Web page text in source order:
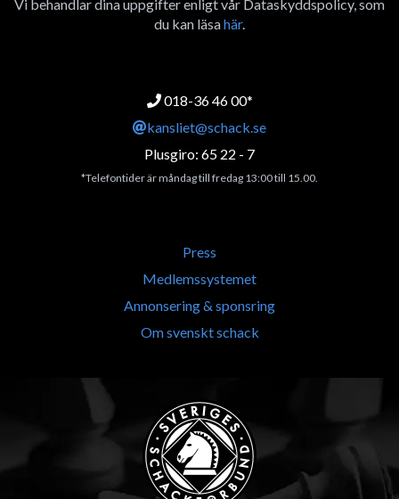
Vi behandlar dina uppgifter enligt vår Dataskyddspolicy, som
du kan läsahär.
018-36 46 00*
kansliet@schack.se
Plusgiro: 65 22 - 7
*Telefontider är måndag till fredag 13:00 till 15.00.
Press
Medlemssystemet
Annonsering & sponsring
Om svenskt schack